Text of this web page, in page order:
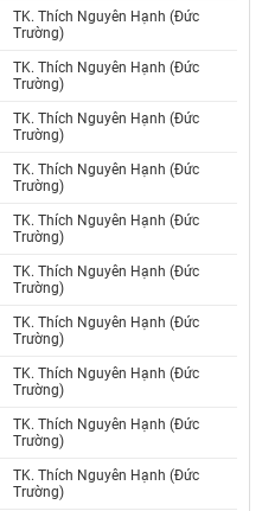
TK. Thích Nguyên Hạnh (Đức
Trường)
TK. Thích Nguyên Hạnh (Đức
Trường)
TK. Thích Nguyên Hạnh (Đức
Trường)
TK. Thích Nguyên Hạnh (Đức
Trường)
TK. Thích Nguyên Hạnh (Đức
Trường)
TK. Thích Nguyên Hạnh (Đức
Trường)
TK. Thích Nguyên Hạnh (Đức
Trường)
TK. Thích Nguyên Hạnh (Đức
Trường)
TK. Thích Nguyên Hạnh (Đức
Trường)
TK. Thích Nguyên Hạnh (Đức
Trường)